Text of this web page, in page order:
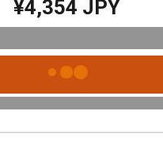
¥4,354 JPY